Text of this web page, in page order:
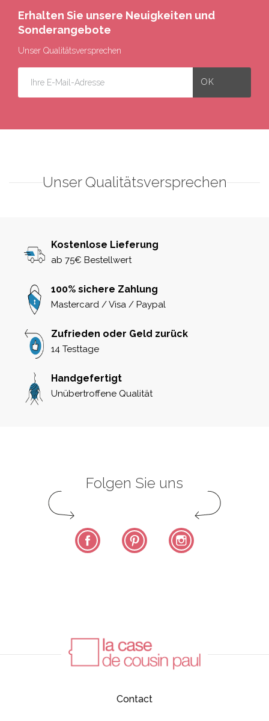
Erhalten Sie unsere Neuigkeiten und
Sonderangebote
Unser Qualitätsversprechen
Unser Qualitätsversprechen
Kostenlose Lieferung
ab 75€ Bestellwert
100% sichere Zahlung
Mastercard / Visa / Paypal
Zufrieden oder Geld zurück
14 Testtage
Handgefertigt
Unübertroffene Qualität
Folgen Sie uns
Facebook Pinterest
Contact